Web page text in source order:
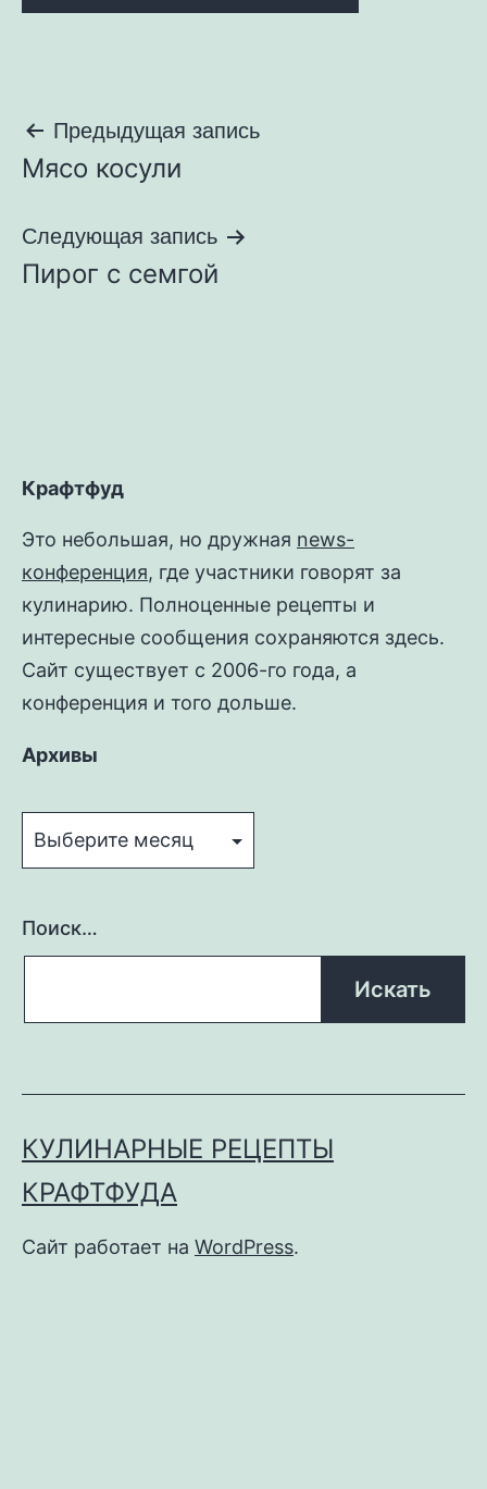
Навигация
по
записям
Предыдущая запись
Мясо косули
Следующая запись
Пирог с семгой
Крафтфуд
Это небольшая, но дружная news-
конференция, где участники говорят за
кулинарию. Полноценные рецепты и
интересные сообщения сохраняются здесь.
Сайт существует с 2006-го года, а
конференция и того дольше.
Архивы
Поиск…
КУЛИНАРНЫЕ РЕЦЕПТЫ
КРАФТФУДА
Сайт работает на WordPress.